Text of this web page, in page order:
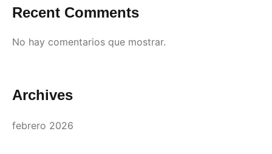
Recent Comments
No hay comentarios que mostrar.
Archives
febrero 2026